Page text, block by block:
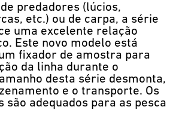
predadores (lúcios,
etc.) ou de carpa, a série
uma excelente relação
Este novo modelo está
fixador de amostra para
da linha durante o
desta série desmonta,
e o transporte. Os
são adequados para as pesca